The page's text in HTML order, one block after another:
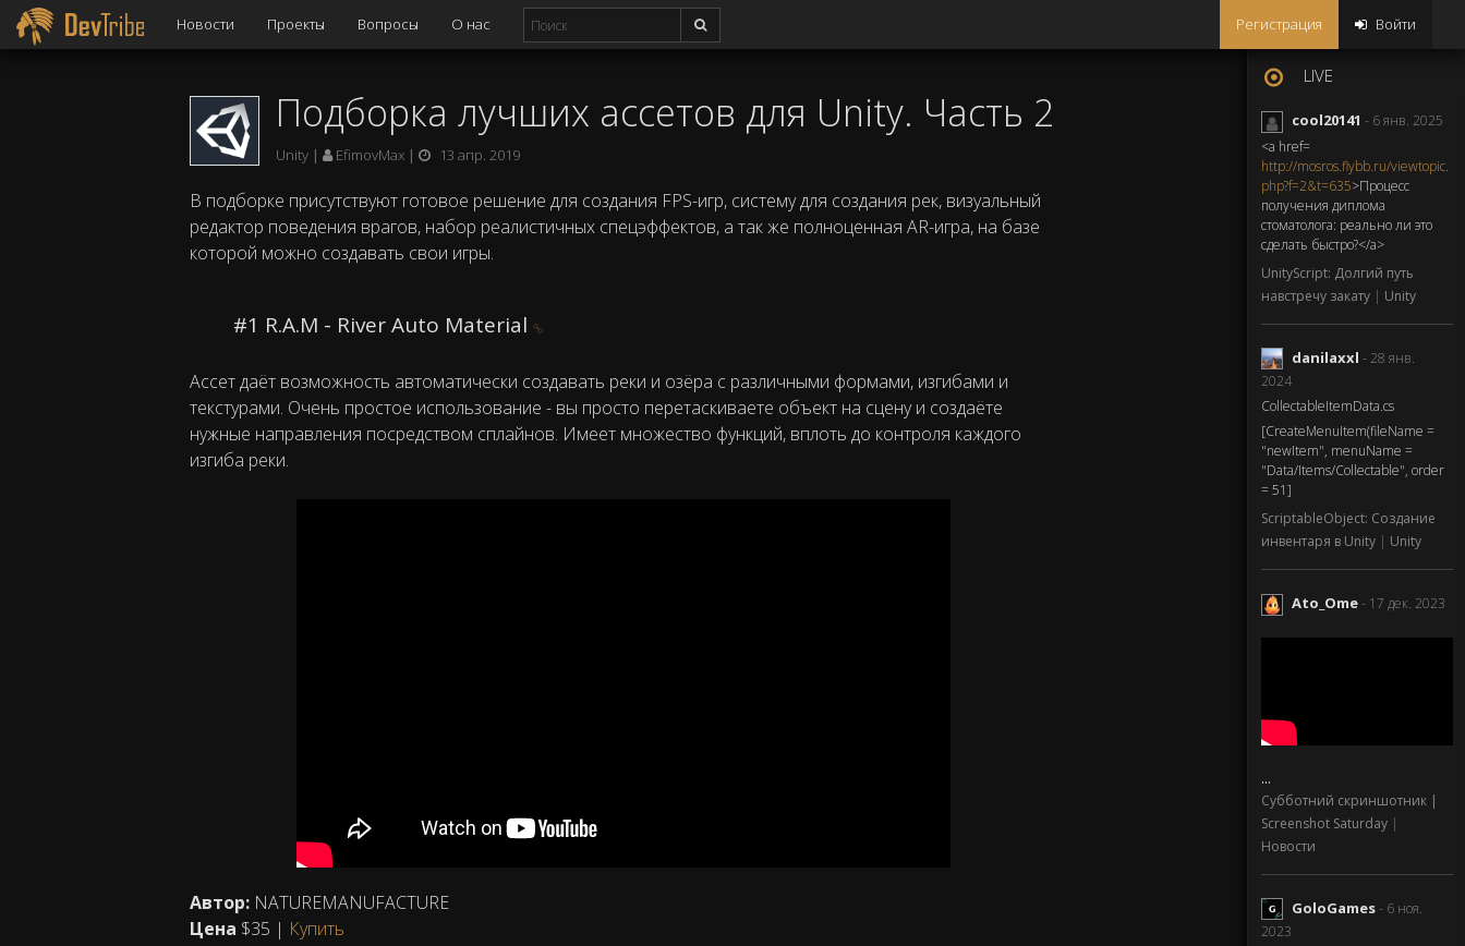
Регистрация Войти
Новости Проекты Вопросы О нас
LIVE
cool20141 - 6 янв. 2025
<a href=
http://mosros.flybb.ru/viewtopic.
php?f=2&t=635>Процесс
получения диплома
стоматолога: реально ли это
сделать быстро?</a>
UnityScript: Долгий путь
навстречу закату | Unity
danilaxxl - 28 янв.
2024
CollectableItemData.cs
[CreateMenuItem(fileName =
"newItem", menuName =
"Data/Items/Collectable", order
= 51]
ScriptableObject: Создание
инвентаря в Unity | Unity
Ato_Ome- 17 дек. 2023
...
Субботний скриншотник |
Screenshot Saturday |
Новости
GoloGames- 6 ноя.
2023
Подборка лучших ассетов для Unity. Часть 2
Unity EfimovMax 13 апр. 2019
В подборке присутствуют готовое решение для создания FPS-игр, систему для создания рек, визуальный
редактор поведения врагов, набор реалистичных спецэффектов, а так же полноценная AR-игра, на базе
которой можно создавать свои игры.
#1 R.A.M - River Auto Material
Ассет даёт возможность автоматически создавать реки и озёра с различными формами, изгибами и
текстурами. Очень простое использование - вы просто перетаскиваете объект на сцену и создаёте
нужные направления посредством сплайнов. Имеет множество функций, вплоть до контроля каждого
изгиба реки.
Автор: NATUREMANUFACTURE
Цена $35 | Купить